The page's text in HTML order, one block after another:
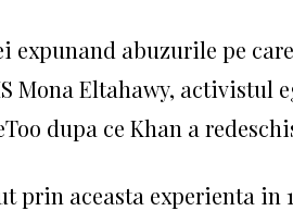
expunand abuzurile pe
Mona Eltahawy, activistul
dupa ce Khan a
prin aceasta experienta in